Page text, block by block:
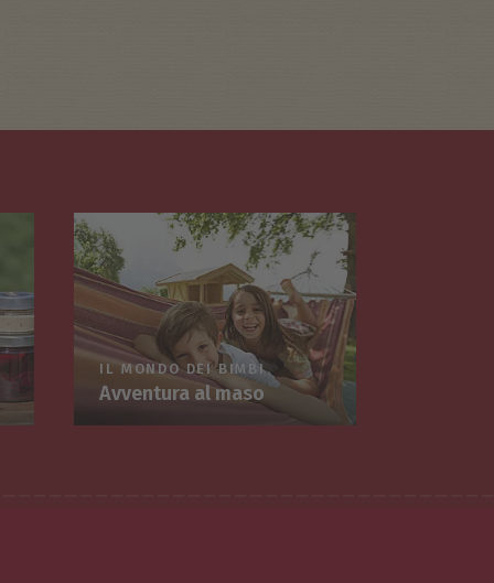
IL MONDO DEI BIMBI
Avventura al maso